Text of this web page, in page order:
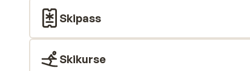
Skipass
Skikurse